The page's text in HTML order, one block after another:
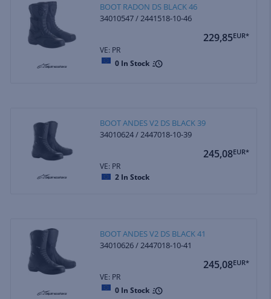
BOOT RADON DS BLACK 46
34010547 / 2441518-10-46
229,85EUR*
VE: PR
0 In Stock
BOOT ANDES V2 DS BLACK 39
34010624 / 2447018-10-39
245,08EUR*
VE: PR
2 In Stock
BOOT ANDES V2 DS BLACK 41
34010626 / 2447018-10-41
245,08EUR*
VE: PR
0 In Stock